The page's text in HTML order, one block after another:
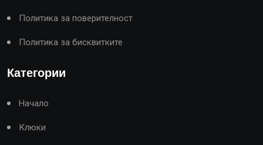
Политика за поверителност
Политика за бисквитките
Категории
Начало
Клюки